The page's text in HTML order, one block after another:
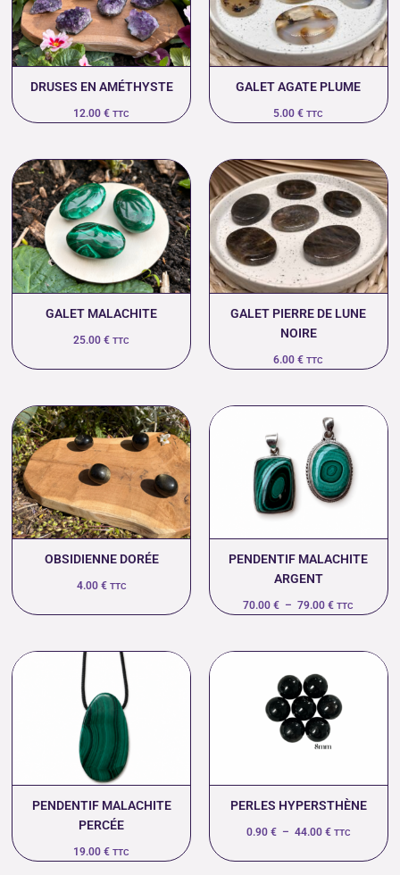
DRUSES EN AMÉTHYSTE
12.00€ TTC
GALET AGATE PLUME
5.00€ TTC
GALET MALACHITE
25.00€ TTC
GALET PIERRE DE LUNE
NOIRE
6.00€ TTC
OBSIDIENNE DORÉE
4.00 € TTC
PENDENTIF MALACHITE
ARGENT
70.00€ – 79.00€
de
prix :
70.00 €
à
79.00 €
TTC
PENDENTIF MALACHITE
PERCÉE
19.00€ TTC
PERLES HYPERSTHÈNE
0.90 € – 44.00 €
0.90 €
à
44.00 €
TTC